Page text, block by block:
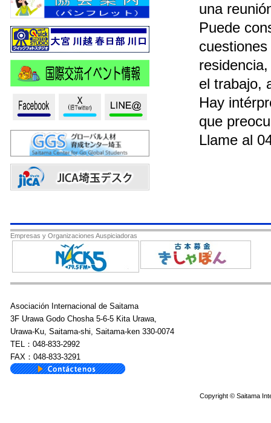
una
Puede
el trabajo,
Hay
que
Llame al
Empresas y Organizaciones Auspiciadoras
Asociación Internacional de Saitama
3F Urawa Godo Chosha 5-6-5 Kita Urawa,
Urawa-Ku, Saitama-shi, Saitama-ken 330-0074
TEL：048-833-2992
FAX：048-833-3291
Copyright © Saitama